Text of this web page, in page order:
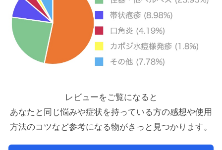
レビューをご覧になると
あなたと同じ悩みや症状を持っている方の感想や使用
方法のコツなど参考になる物がきっと見つかります。